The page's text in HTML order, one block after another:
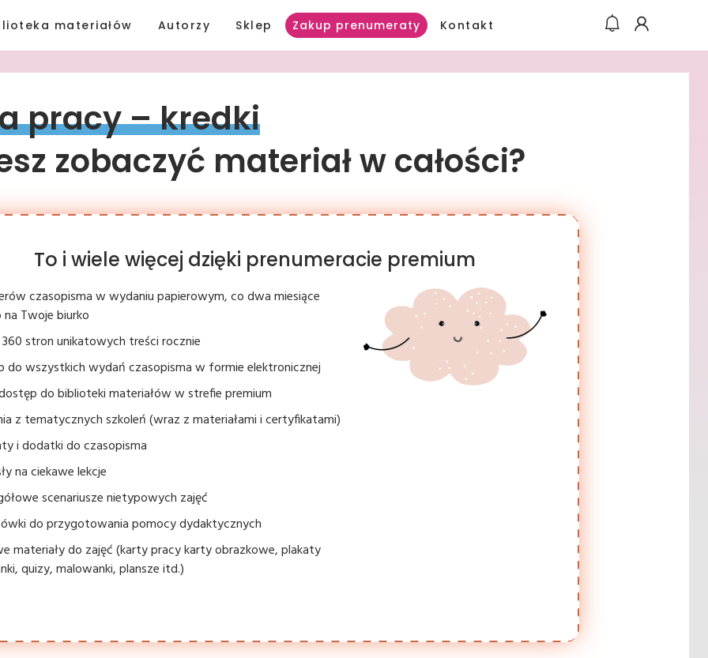
materiałów Autorzy Sklep Zakup prenumeraty Kontakt
pracy – kredki
zobaczyć materiał w całości?
To i wiele więcej dzięki prenumeracie premium
czasopisma w wydaniu papierowym, co dwa miesiące
Twoje biurko
stron unikatowych treści rocznie
do wszystkich wydań czasopisma w formie elektronicznej
do biblioteki materiałów w strefie premium
z tematycznych szkoleń (wraz z materiałami i certyfikatami)
i dodatki do czasopisma
na ciekawe lekcje
scenariusze nietypowych zajęć
do przygotowania pomocy dydaktycznych
materiały do zajęć (karty pracy karty obrazkowe, plakaty
quizy, malowanki, plansze itd.)